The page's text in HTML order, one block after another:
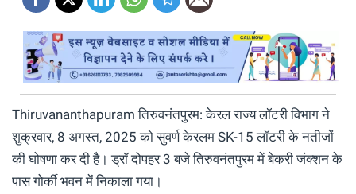
Thiruvananthapuram तिरुवनंतपुरम: केरल राज्य लॉटरी विभाग ने
शुक्रवार, 8 अगस्त, 2025 को सुवर्ण केरलम SK-15 लॉटरी के नतीजों
की घोषणा कर दी है। ड्रॉ दोपहर 3 बजे तिरुवनंतपुरम में बेकरी जंक्शन के
पास गोर्की भवन में निकाला गया।